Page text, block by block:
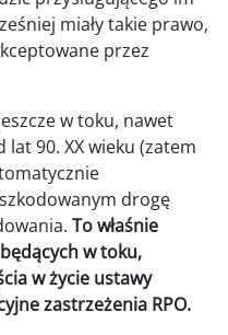
miały takie prawo,
przez
w toku, nawet
90. XX wieku (zatem
drogę
To właśnie
w toku,
w życie ustawy
zastrzeżenia RPO.